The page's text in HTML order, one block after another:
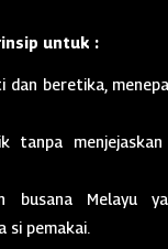
untuk :
dan beretika,
tanpa
busana Melayu
si pemakai.